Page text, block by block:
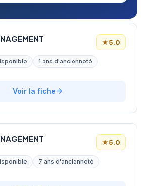
★5.0
1 ans d'ancienneté
Voir la fiche
★5.0
7 ans d'ancienneté